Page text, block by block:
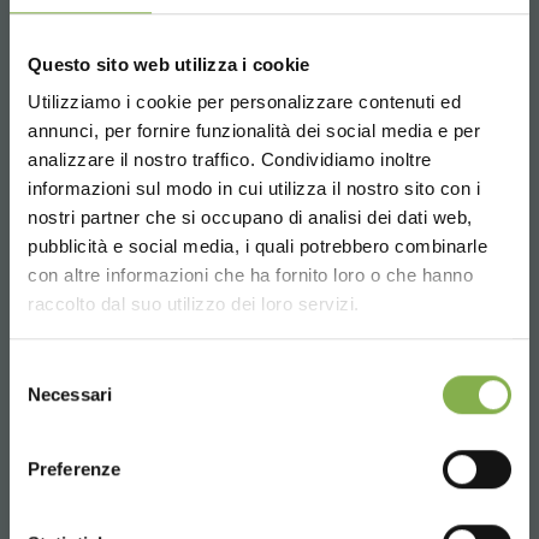
Questo sito web utilizza i cookie
Utilizziamo i cookie per personalizzare contenuti ed
annunci, per fornire funzionalità dei social media e per
analizzare il nostro traffico. Condividiamo inoltre
informazioni sul modo in cui utilizza il nostro sito con i
nostri partner che si occupano di analisi dei dati web,
pubblicità e social media, i quali potrebbero combinarle
con altre informazioni che ha fornito loro o che hanno
raccolto dal suo utilizzo dei loro servizi.
delNecessari
Preferenze
macetas en los ambientes como el invernadero, el
vivero, el Centro de Jardinería o el negocio de plantas y
flores.
precio desde € 690,00
Choose the country you are in and your
language for a better browsing experience